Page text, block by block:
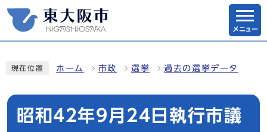
メニュー
現在位置 ホーム 市政 選挙 過去の選挙データ
昭和42年9月24日執行市議